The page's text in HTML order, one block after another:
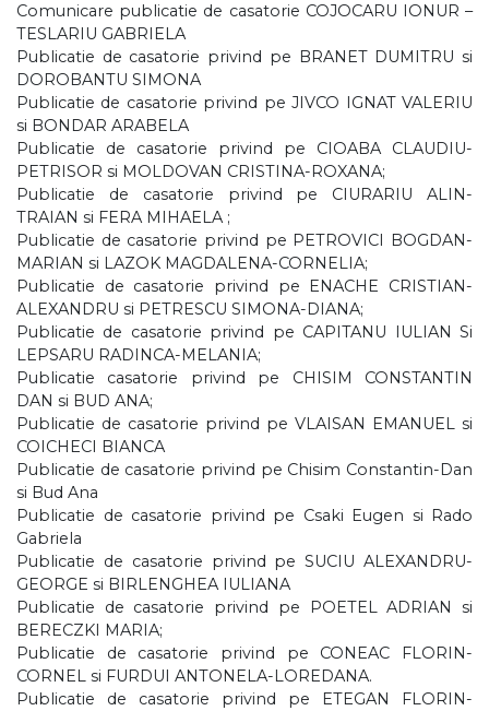
Comunicare publicatie de casatorie COJOCARU IONUR –
TESLARIU GABRIELA
Publicatie de casatorie privind pe BRANET DUMITRU si
DOROBANTU SIMONA
Publicatie de casatorie privind pe JIVCO IGNAT VALERIU
si BONDAR ARABELA
Publicatie de casatorie privind pe CIOABA CLAUDIU-
PETRISOR si MOLDOVAN CRISTINA-ROXANA;
Publicatie de casatorie privind pe CIURARIU ALIN-
TRAIAN si FERA MIHAELA ;
Publicatie de casatorie privind pe PETROVICI BOGDAN-
MARIAN si LAZOK MAGDALENA-CORNELIA;
Publicatie de casatorie privind pe ENACHE CRISTIAN-
ALEXANDRU si PETRESCU SIMONA-DIANA;
Publicatie de casatorie privind pe CAPITANU IULIAN Si
LEPSARU RADINCA-MELANIA;
Publicatie casatorie privind pe CHISIM CONSTANTIN
DAN si BUD ANA;
Publicatie de casatorie privind pe VLAISAN EMANUEL si
COICHECI BIANCA
Publicatie de casatorie privind pe Chisim Constantin-Dan
si Bud Ana
Publicatie de casatorie privind pe Csaki Eugen si Rado
Gabriela
Publicatie de casatorie privind pe SUCIU ALEXANDRU-
GEORGE si BIRLENGHEA IULIANA
Publicatie de casatorie privind pe POETEL ADRIAN si
BERECZKI MARIA;
Publicatie de casatorie privind pe CONEAC FLORIN-
CORNEL si FURDUI ANTONELA-LOREDANA.
Publicatie de casatorie privind pe ETEGAN FLORIN-